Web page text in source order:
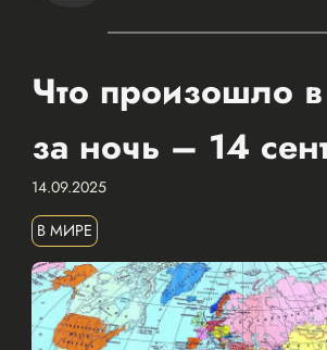
Что произошло
за ночь – 14
14.09.2025
В МИРЕ